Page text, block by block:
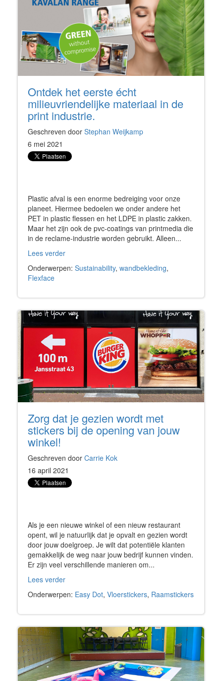
Ontdek het eerste écht
milieuvriendelijke materiaal in de
print industrie.
Geschreven door Stephan Weijkamp
6 mei 2021
Plastic afval is een enorme bedreiging voor onze
planeet. Hiermee bedoelen we onder andere het
PET in plastic flessen en het LDPE in plastic zakken.
Maar het zijn ook de pvc-coatings van printmedia die
in de reclame-industrie worden gebruikt. Alleen...
Lees verder
Onderwerpen: Sustainability, wandbekleding,
Flexface
Zorg dat je gezien wordt met
stickers bij de opening van jouw
winkel!
Geschreven door Carrie Kok
16 april 2021
Als je een nieuwe winkel of een nieuw restaurant
opent, wil je natuurlijk dat je opvalt en gezien wordt
door jouw doelgroep. Je wilt dat potentiële klanten
gemakkelijk de weg naar jouw bedrijf kunnen vinden.
Er zijn veel verschillende manieren om...
Lees verder
Onderwerpen: Easy Dot, Vloerstickers, Raamstickers